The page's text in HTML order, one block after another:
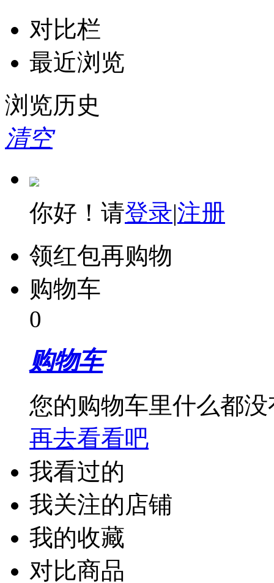
对比栏
最近浏览
浏览历史
清空
你好！请登录|注册
领红包再购物
购物车
0
购物车
您的购物车里什么都没
再去看看吧
我看过的
我关注的店铺
我的收藏
对比商品